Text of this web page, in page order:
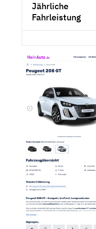
Jährliche
Fahrleistung